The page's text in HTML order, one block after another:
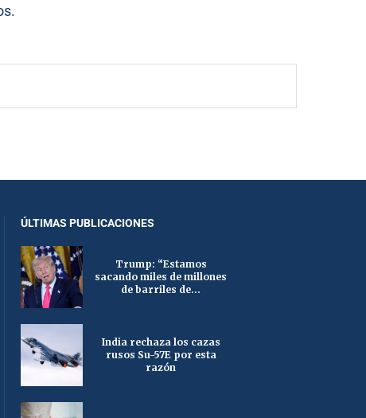
.
ÚLTIMAS PUBLICACIONES
Trump: “Estamos
sacando miles de millones
de barriles de...
India rechaza los cazas
rusos Su-57E por esta
razón